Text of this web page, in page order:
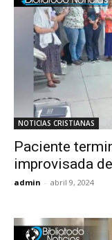
NOTICIAS CRISTIANAS
Paciente
improvisada
admin - abril 9, 2024